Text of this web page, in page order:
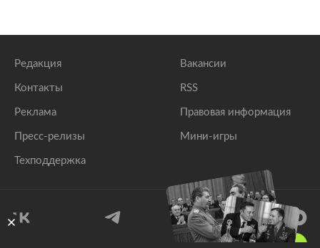
Редакция
Контакты
Реклама
Пресс-релизы
Техподдержка
Вакансии
RSS
Правовая информация
Мини-игры